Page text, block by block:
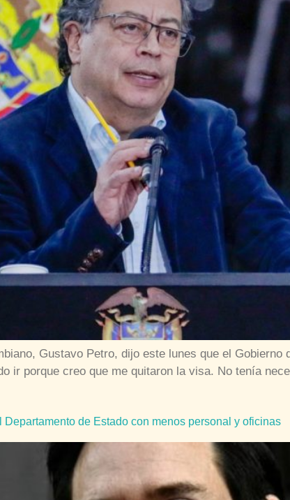
Gustavo Petro, dijo este lunes que el
ir porque creo que me quitaron la visa. No tenía
de Estado con menos personal y oficinas